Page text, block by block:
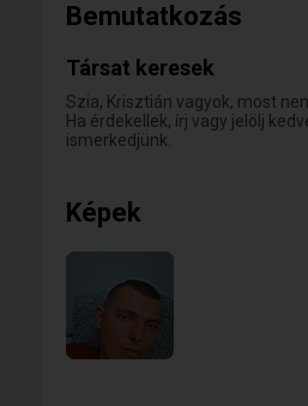
Bemutatkozás
Társat keresek
Szia, Krisztián vagyok, most
Ha érdekellek, írj vagy jelölj
ismerkedjünk.
Képek